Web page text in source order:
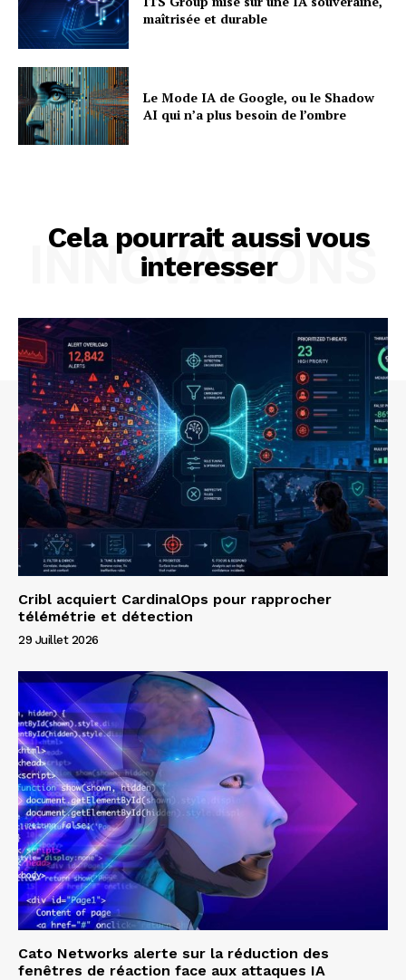
maîtrisée et durable
Le Mode IA de Google, ou le Shadow
AI qui n’a plus besoin de l’ombre
Cela pourrait aussi vous
interesser
INNOVATIONS
Cribl acquiert CardinalOps pour rapprocher
télémétrie et détection
29 Juillet 2026
Cato Networks alerte sur la réduction des
fenêtres de réaction face aux attaques IA